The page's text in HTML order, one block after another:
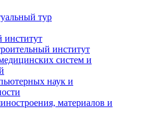
тур
институт
институт
систем и
наук и
материалов и